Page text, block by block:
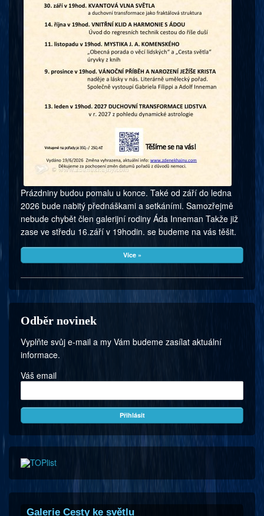
Prázdniny budou pomalu u konce. Také od září do ledna
2026 bude nabitý přednáškami a setkáními. Samozřejmě
nebude chybět člen galerijní rodiny Áda Inneman Takže již
zase ve středu 16.září v 19hodin. se budeme na vás těšit.
Více »
Odběr novinek
Vyplňte svůj e-mail a my Vám budeme zasílat aktuální
informace.
Váš email
Galerie Cesty ke světlu